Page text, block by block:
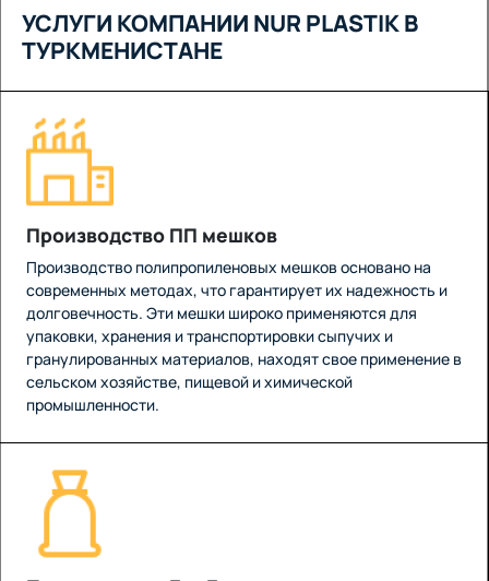
УСЛУГИ КОМПАНИИ NUR PLASTIK В
ТУРКМЕНИСТАНЕ
Производство ПП мешков
Производство полипропиленовых мешков основано на
современных методах, что гарантирует их надежность и
долговечность. Эти мешки широко применяются для
упаковки, хранения и транспортировки сыпучих и
гранулированных материалов, находят свое применение в
сельском хозяйстве, пищевой и химической
промышленности.